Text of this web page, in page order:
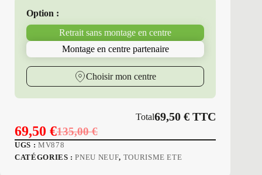
215/40ZR18
F205
Option :
Retrait sans montage en centre
Montage en centre partenaire
Choisir mon centre
Total69,50€ TTC
135,00€
Le
prix
69,50 €Le
prix
UGS : MV878
CATÉGORIES :PNEU NEUF, TOURISME ETE